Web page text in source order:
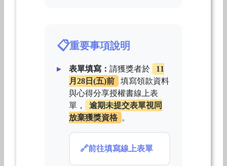
重要事項說明
表單填寫：請獲獎者於
11
月28日(五)前
填寫領款資料
與心得分享授權書線上表
單，
逾期未提交表單視同
放棄獲獎資格 。
前往填寫線上表單